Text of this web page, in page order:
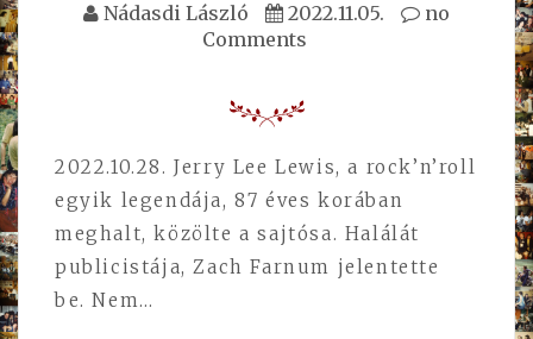
Nádasdi László 2022.11.05.
no
Comments
2022.10.28. Jerry Lee Lewis, a rock’n’roll
egyik legendája, 87 éves korában
meghalt, közölte a sajtósa. Halálát
publicistája, Zach Farnum jelentette
be. Nem…